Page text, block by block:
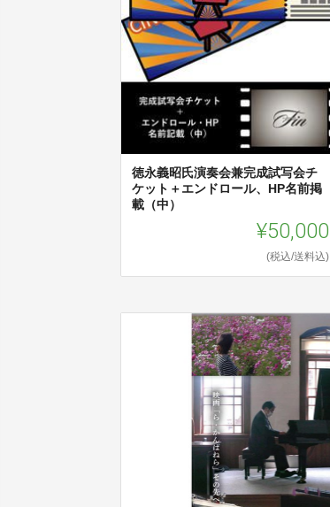
徳永義昭氏演奏会兼完成試写会チ
ケット＋エンドロール、HP名前掲
載（中）
¥50,000
(税込/送料込)